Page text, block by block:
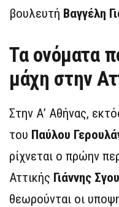
βουλευτή Βαγγέλη
Τα ονόματα
μάχη στην
Στην Α’ Αθήνας,
του Παύλου
ρίχνεται ο πρώην
Αττικής Γιάννης
θεωρούνται οι